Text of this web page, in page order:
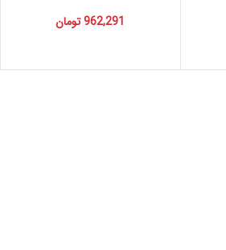
962,291تومان